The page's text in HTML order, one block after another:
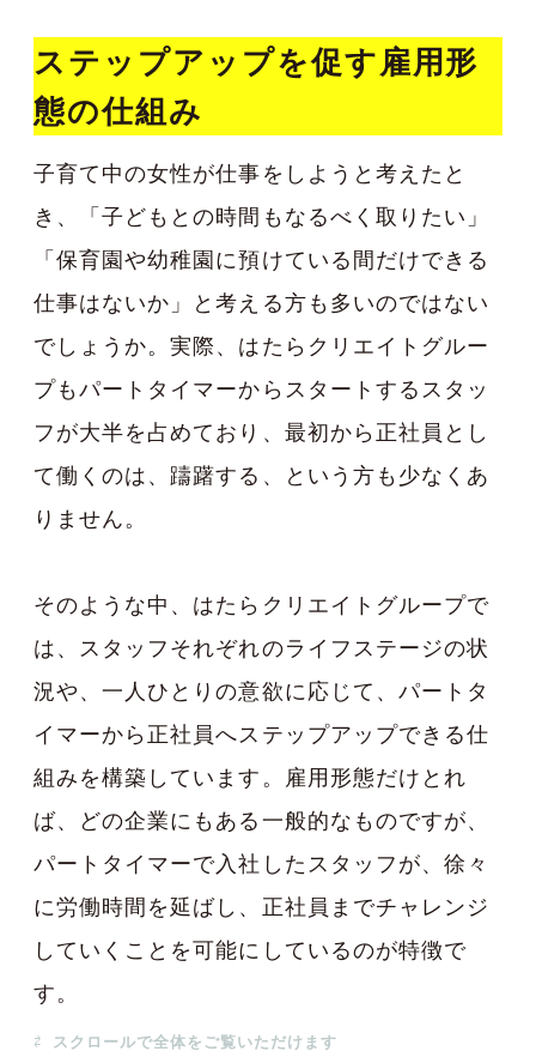
ステップアップを促す雇用形
態の仕組み
子育て中の女性が仕事をしようと考えたと
き、「子どもとの時間もなるべく取りたい」
「保育園や幼稚園に預けている間だけできる
仕事はないか」と考える方も多いのではない
でしょうか。実際、はたらクリエイトグルー
プもパートタイマーからスタートするスタッ
フが大半を占めており、最初から正社員とし
て働くのは、躊躇する、という方も少なくあ
りません。
そのような中、はたらクリエイトグループで
は、スタッフそれぞれのライフステージの状
況や、一人ひとりの意欲に応じて、パートタ
イマーから正社員へステップアップできる仕
組みを構築しています。雇用形態だけとれ
ば、どの企業にもある一般的なものですが、
パートタイマーで入社したスタッフが、徐々
に労働時間を延ばし、正社員までチャレンジ
していくことを可能にしているのが特徴で
す。